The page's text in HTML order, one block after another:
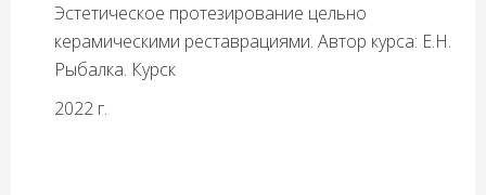
Эстетическое протезирование цельно
керамическими реставрациями. Автор курса: Е.Н.
Рыбалка. Курск
2022 г.